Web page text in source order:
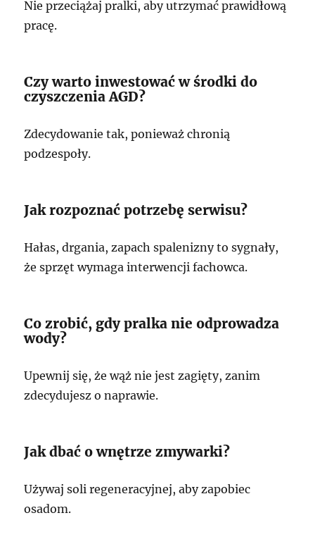
Nie przeciążaj pralki, aby utrzymać prawidłową
pracę.
Czy warto inwestować w środki do
czyszczenia AGD?
Zdecydowanie tak, ponieważ chronią
podzespoły.
Jak rozpoznać potrzebę serwisu?
Hałas, drgania, zapach spalenizny to sygnały,
że sprzęt wymaga interwencji fachowca.
Co zrobić, gdy pralka nie odprowadza
wody?
Upewnij się, że wąż nie jest zagięty, zanim
zdecydujesz o naprawie.
Jak dbać o wnętrze zmywarki?
Używaj soli regeneracyjnej, aby zapobiec
osadom.